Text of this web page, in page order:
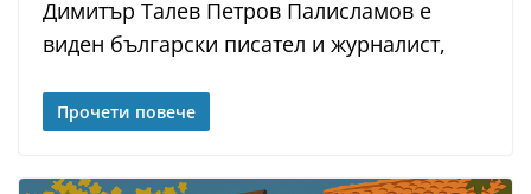
Димитър Талев Петров Палисламов е
виден български писател и журналист,
Прочети повече